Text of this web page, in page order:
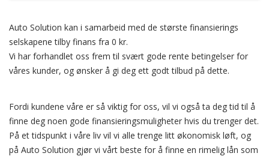
Auto Solution kan i samarbeid med de største finansierings
selskapene tilby finans fra 0 kr.
Vi har forhandlet oss frem til svært gode rente betingelser for
våres kunder, og ønsker å gi deg ett godt tilbud på dette.
Fordi kundene våre er så viktig for oss, vil vi også ta deg tid til å
finne deg noen gode finansieringsmuligheter hvis du trenger det.
På et tidspunkt i våre liv vil vi alle trenge litt økonomisk løft, og
på Auto Solution gjør vi vårt beste for å finne en rimelig lån som